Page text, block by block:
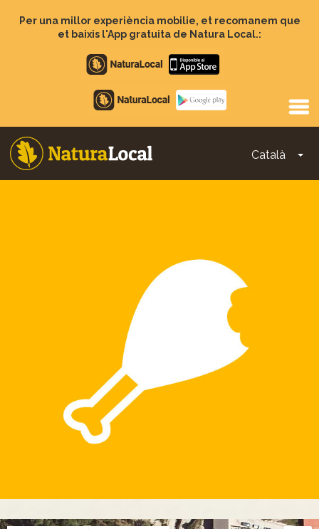
Per una millor experiència mobilie, et recomanem que
et baixis l'App gratuita de Natura Local.:
Apple
store
Google
Play
Català
Main